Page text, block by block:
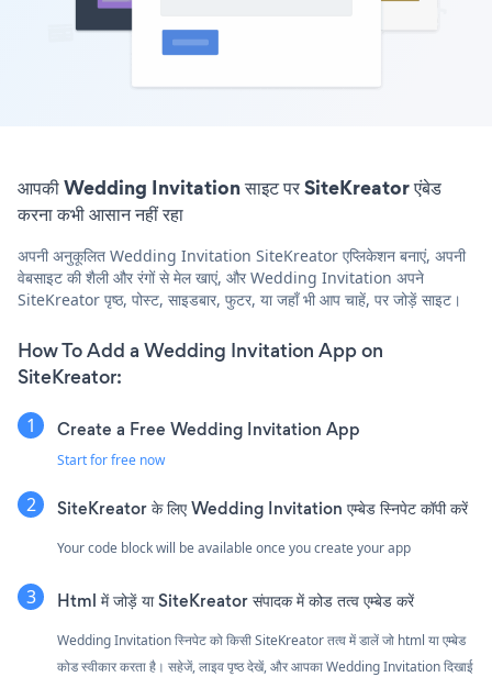
आपकी Wedding Invitation साइट पर SiteKreator एंबेड
करना कभी आसान नहीं रहा
अपनी अनुकूलित Wedding Invitation SiteKreator एप्लिकेशन बनाएं, अपनी
वेबसाइट की शैली और रंगों से मेल खाएं, और Wedding Invitation अपने
SiteKreator पृष्ठ, पोस्ट, साइडबार, फुटर, या जहाँ भी आप चाहें, पर जोड़ें साइट।
How To Add a Wedding Invitation App on
SiteKreator:
Create a Free Wedding Invitation App
Start for free now
SiteKreator के लिए Wedding Invitation एम्बेड स्निपेट कॉपी करें
Your code block will be available once you create your app
Html में जोड़ें या SiteKreator संपादक में कोड तत्व एम्बेड करें
Wedding Invitation स्निपेट को किसी SiteKreator तत्व में डालें जो html या एम्बेड
कोड स्वीकार करता है। सहेजें, लाइव पृष्ठ देखें, और आपका Wedding Invitation दिखाई